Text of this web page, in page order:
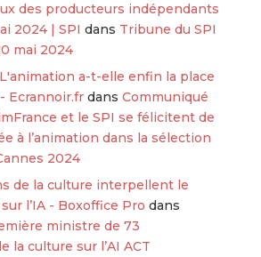
des producteurs indépendants
2024 | SPI dans Tribune du SPI
mai 2024
a-t-elle enfin la place
Ecrannoir.frdans Communiqué
et le SPI se félicitent de
à l’animation dans la sélection
2024
de la culture interpellent le
l’IA - Boxoffice Pro dans
ministre de 73
la culture sur l’AI ACT